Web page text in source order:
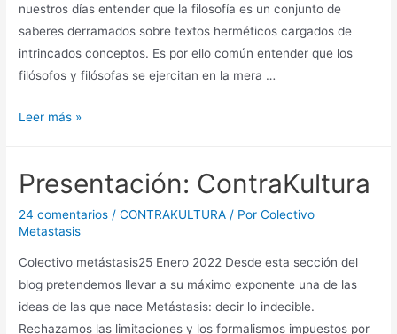
nuestros días entender que la filosofía es un conjunto de
saberes derramados sobre textos herméticos cargados de
intrincados conceptos. Es por ello común entender que los
filósofos y filósofas se ejercitan en la mera …
Presentación:
Leer más »
Presentación: ContraKultura
24 comentarios /CONTRAKULTURA / PorColectivo
Metastasis
Colectivo metástasis25 Enero 2022 Desde esta sección del
blog pretendemos llevar a su máximo exponente una de las
ideas de las que nace Metástasis: decir lo indecible.
Rechazamos las limitaciones y los formalismos impuestos por